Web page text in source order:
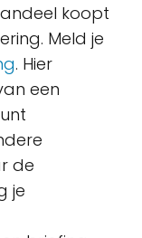
koopt
Meld je
. Hier
een
de
je